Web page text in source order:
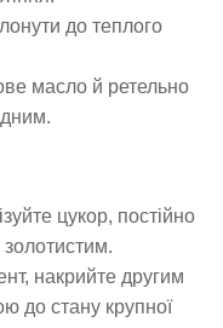
до теплого
масло й ретельно
цукор, постійно
накрийте другим
до стану крупної